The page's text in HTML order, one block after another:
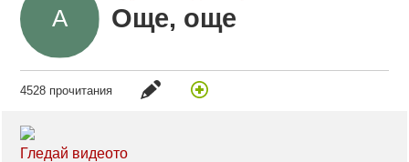
Още, още
4528 прочитания
Гледай видеото